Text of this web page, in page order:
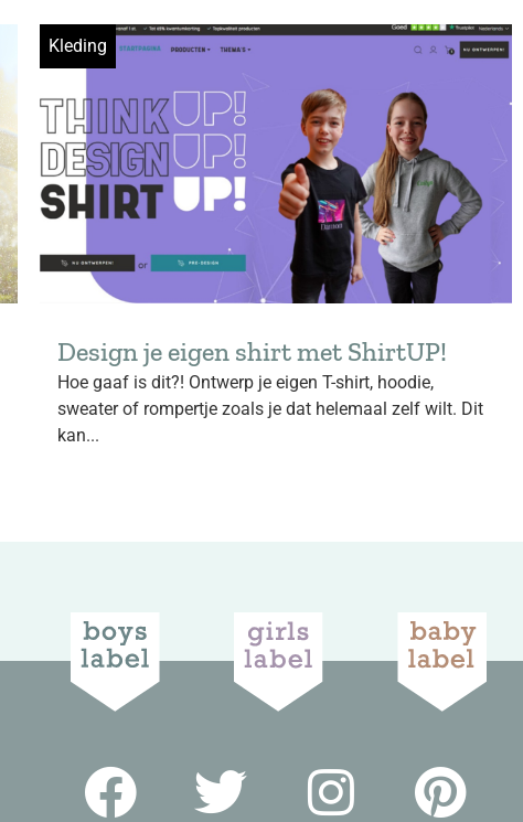
Kleding
Design je eigen shirt met ShirtUP!
Hoe gaaf is dit?! Ontwerp je eigen T-shirt, hoodie,
sweater of rompertje zoals je dat helemaal zelf wilt. Dit
kan...